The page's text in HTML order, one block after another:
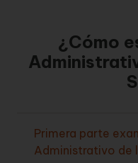
¿Cómo
Primera parte
Administrativo de